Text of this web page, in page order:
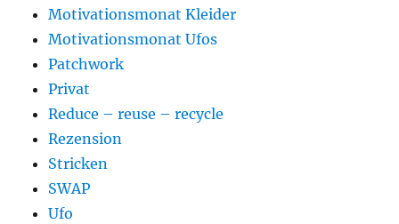
Motivationsmonat Kleider
Motivationsmonat Ufos
Patchwork
Privat
Reduce – reuse – recycle
Rezension
Stricken
SWAP
Ufo